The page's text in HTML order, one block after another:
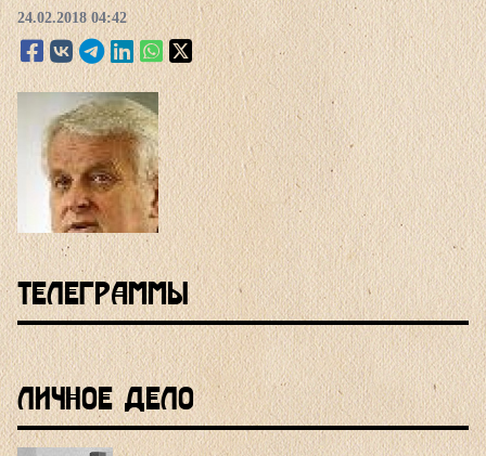
24.02.2018 04:42
Телеграммы
Личное Дело